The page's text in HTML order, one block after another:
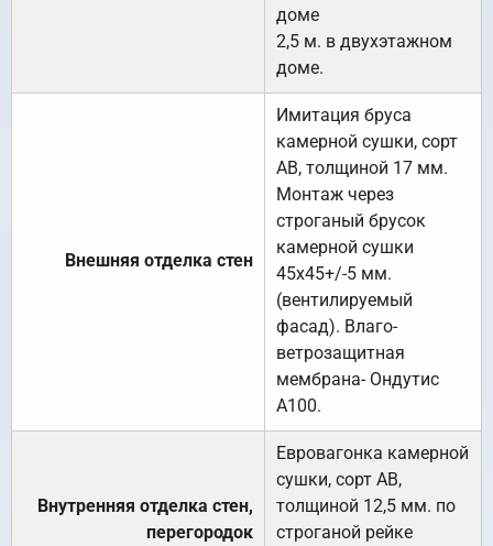
доме
2,5 м. в двухэтажном
доме.
Внешняя отделка стен
Имитация бруса
камерной сушки, сорт
АВ, толщиной 17 мм.
Монтаж через
строганый брусок
камерной сушки
45х45+/-5 мм.
(вентилируемый
фасад). Влаго-
ветрозащитная
мембрана- Ондутис
А100.
Внутренняя отделка стен,
перегородок
Евровагонка камерной
сушки, сорт АВ,
толщиной 12,5 мм. по
строганой рейке